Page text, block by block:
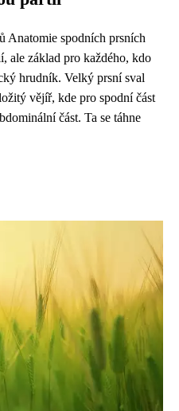
Anatomie spodních prsních
ale základ pro každého, kdo
hrudník. Velký prsní sval
vějíř, kde pro spodní část
část. Ta se táhne